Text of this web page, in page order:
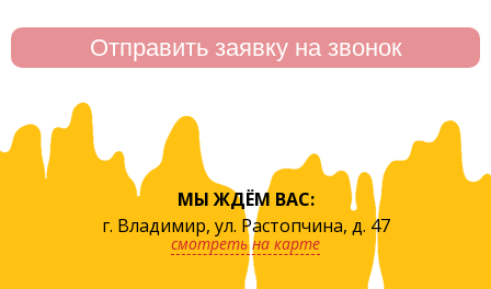
МЫ ЖДЁМ ВАС:
г. Владимир, ул. Растопчина, д. 47
смотреть на карте